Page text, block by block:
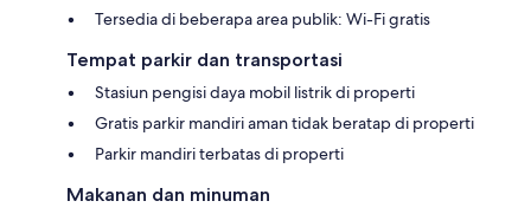
Tersedia di beberapa area publik: Wi-Fi gratis
Tempat parkir dan transportasi
Stasiun pengisi daya mobil listrik di properti
Gratis parkir mandiri aman tidak beratap di properti
Parkir mandiri terbatas di properti
Makanan dan minuman